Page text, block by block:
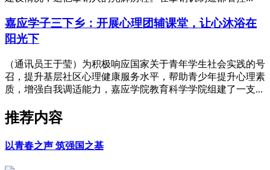
嘉应学子三下乡：开展心理团辅课堂，让心沐浴在
阳光下
（通讯员王于莹）为积极响应国家关于青年学生社会实践的号
召，提升基层社区心理健康服务水平，帮助青少年提升心理素
质，增强自我调适能力，嘉应学院教育科学学院组建了一支...
推荐内容
以青春之声 筑强国之基